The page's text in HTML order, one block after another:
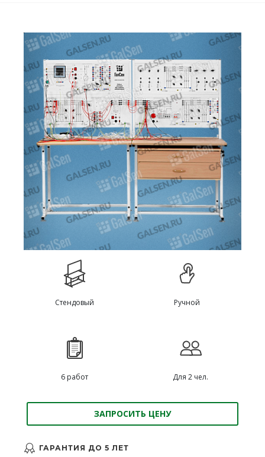
Стендовый Ручной
6 работ Для 2 чел.
ЗАПРОСИТЬ ЦЕНУ
ГАРАНТИЯ ДО 5 ЛЕТ